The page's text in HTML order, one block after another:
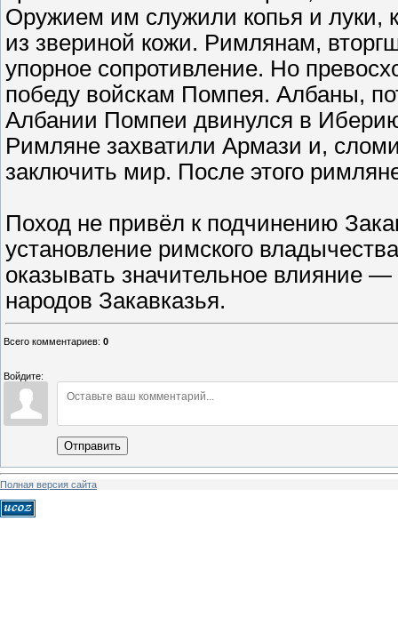
Оружием им служили копья и
из звериной кожи. Римлянам,
упорное сопротивление. Но
победу войскам Помпея. Албаны,
Албании Помпеи двинулся в
Римляне захватили Армази и,
заключить мир. После этого
Поход не привёл к подчинению
установление римского
оказывать значительное влияние
народов Закавказья.
Всего комментариев: 0
Войдите:
Отправить
Полная версия сайта